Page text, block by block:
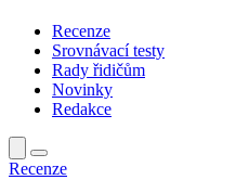
Recenze
Srovnávací testy
Rady řidičům
Novinky
Redakce
Recenze